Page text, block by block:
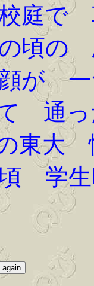
庭で
頃の
が 一
通っ
東大
学